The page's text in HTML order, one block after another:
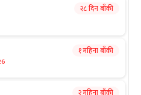
२८ दिन बाँकी
१ महिना बाँकी
२ महिना बाँकी